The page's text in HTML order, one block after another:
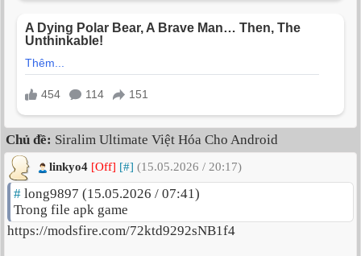
Chủ đề: Siralim Ultimate Việt Hóa Cho Android
linkyo4 [Off] [#] (15.05.2026 / 20:17)
# long9897 (15.05.2026 / 07:41)
Trong file apk game
https://modsfire.com/72ktd9292sNB1f4